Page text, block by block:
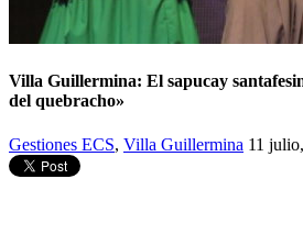
Villa Guillermina: El sapucay
del quebracho»
Gestiones ECS, Villa Guillermina 11